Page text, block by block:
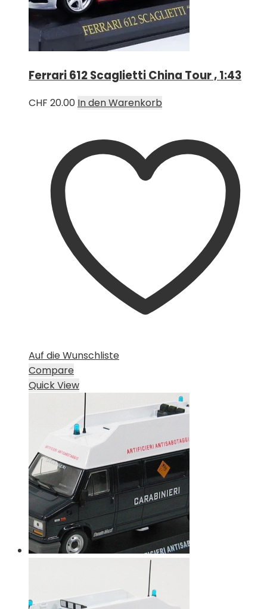
Ferrari 612 Scaglietti China Tour , 1:43
CHF 20.00 In den Warenkorb
Auf die Wunschliste
Compare
Quick View